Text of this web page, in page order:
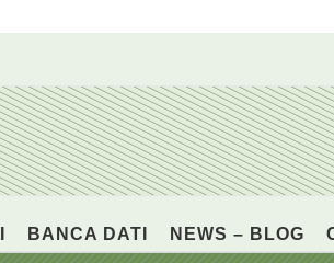
BANCA DATI NEWS – BLOG